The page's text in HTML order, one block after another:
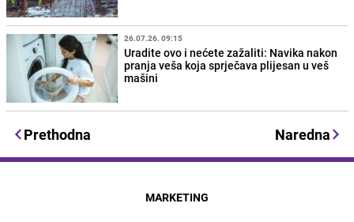
26.07.26. 09:15
Uradite ovo i nećete zažaliti: Navika nakon
pranja veša koja sprječava plijesan u veš
mašini
Prethodna Naredna
MARKETING